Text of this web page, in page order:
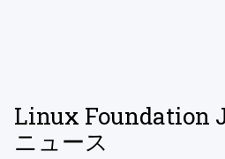
Linux Foundation
ニュース